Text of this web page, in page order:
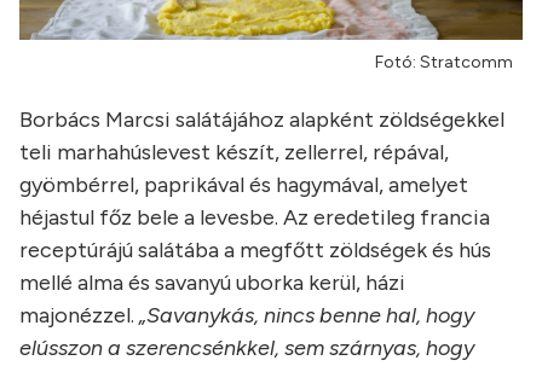
Fotó: Stratcomm
Borbács Marcsi salátájához alapként zöldségekkel
teli marhahúslevest készít, zellerrel, répával,
gyömbérrel, paprikával és hagymával, amelyet
héjastul főz bele a levesbe. Az eredetileg francia
receptúrájú salátába a megfőtt zöldségek és hús
mellé alma és savanyú uborka kerül, házi
majonézzel.„Savanykás, nincs benne hal, hogy
elússzon a szerencsénkkel, sem szárnyas, hogy